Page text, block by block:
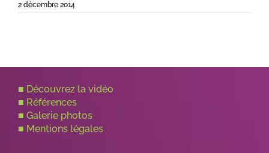
2 décembre 2014
■ Découvrez la vidéo
■ Références
■ Galerie photos
■ Mentions légales